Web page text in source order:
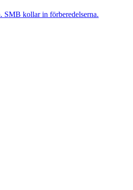
SMB kollar in förberedelserna.